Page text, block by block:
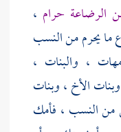
الرضاعة حرام ،
ما يحرم من النسب
، والبنات ،
الأخ ، وبنات
من النسب ، فأمك